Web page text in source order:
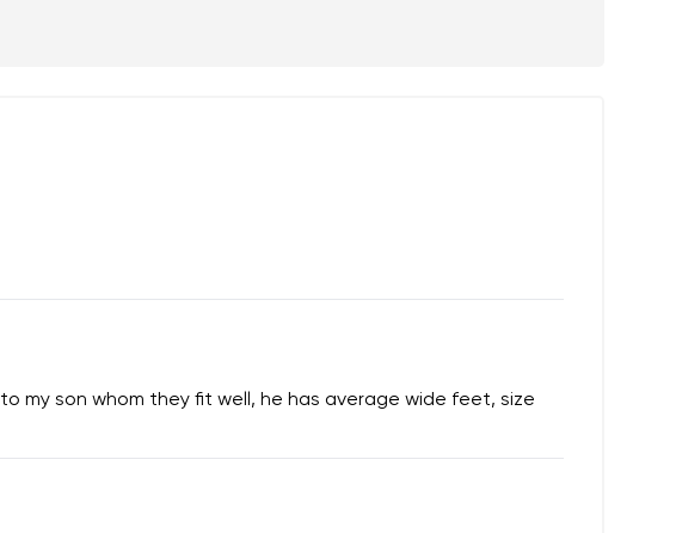
my son whom they fit well, he has average wide feet, size